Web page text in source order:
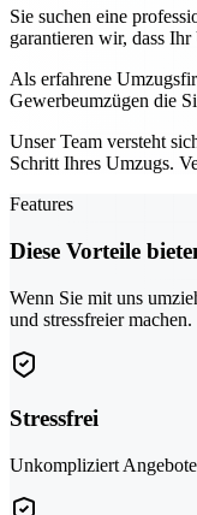
Sie suchen eine
garantieren wir, dass
Als erfahrene
Gewerbeumzügen die
Unser Team versteht
Schritt Ihres Umzugs.
Features
Diese Vorteile
Wenn Sie mit uns
und stressfreier machen.
Stressfrei
Unkompliziert